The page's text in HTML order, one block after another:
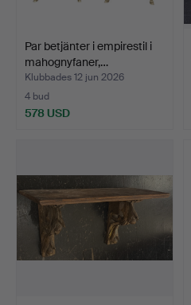
Par betjänter i empirestil i
mahognyfaner,…
Klubbades 12 jun 2026
4 bud
578 USD